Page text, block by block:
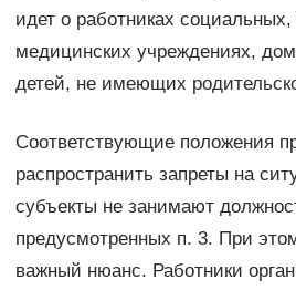
идет о работниках
медицинских учреждениях,
детей, не имеющих
Соответствующие положения
распространить запреты на
субъекты не занимают
предусмотренных п. 3. При
важный нюанс. Работники